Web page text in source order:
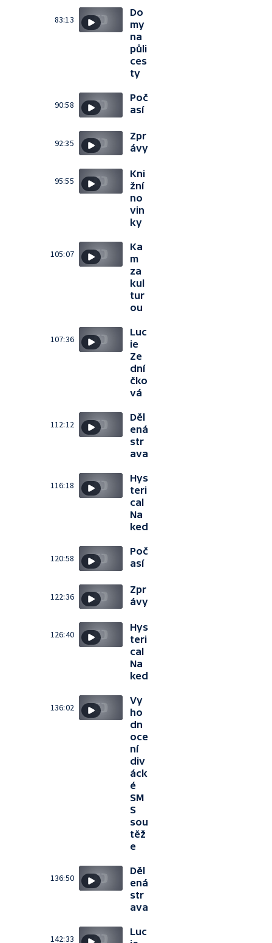
83:13
Do
my
na
půli
ces
ty
90:58
Poč
así
92:35
Zpr
ávy
95:55
Kni
žní
no
vin
ky
105:07
Ka
m
za
kul
tur
ou
107:36
Luc
ie
Ze
dní
čko
vá
112:12
Děl
ená
str
ava
116:18
Hys
teri
cal
Na
ked
120:58
Poč
así
122:36
Zpr
ávy
126:40
Hys
teri
cal
Na
ked
136:02
Vy
ho
dn
oce
ní
div
áck
é
SM
S
sou
těž
e
136:50
Děl
ená
str
ava
142:33
Luc